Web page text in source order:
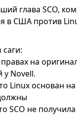
глава SCO,
в США против
саги:
правах на
у Novell.
Linux основан
SCO не получила